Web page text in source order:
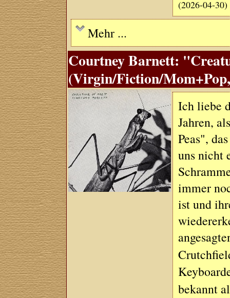
(2026-04-30)
Mehr ...
Courtney Barnett:
(Virgin/Fiction/
Ich liebe
Jahren,
Peas",
uns nicht
immer
ist und
bekannt